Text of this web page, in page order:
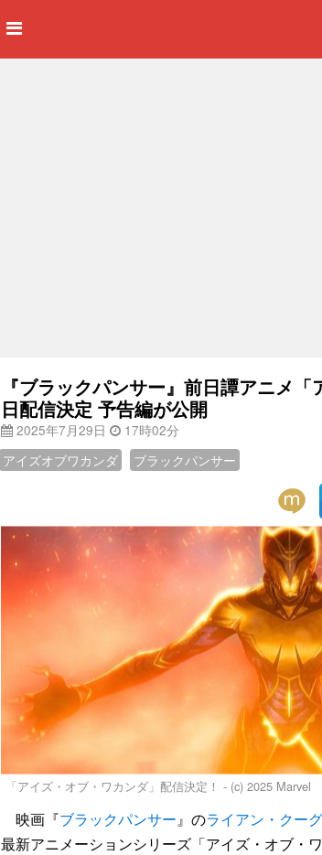
『ブラックパンサー』前日譚アニメ
日配信決定 予告編が公開
2025年7月29日
17時02分
アイズオブワカンダ
ブラックパンサー
「アイズ・オブ・ワカンダ」配信決定！ - (c) 2025 Marvel
映画『ブラックパンサー』のライアン・クー
最新アニメーションシリーズ「アイズ・オブ・